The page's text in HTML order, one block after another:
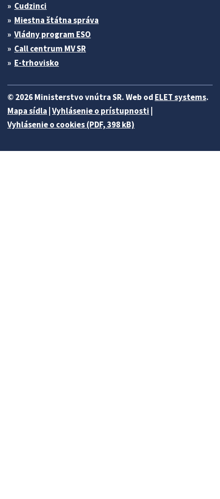
Cudzinci
Miestna štátna správa
Vládny program ESO
Call centrum MV SR
E-trhovisko
© 2026 Ministerstvo vnútra SR. Web od ELET systems.
Mapa sídla Vyhlásenie o prístupnosti
Vyhlásenie o cookies (PDF, 398 kB)